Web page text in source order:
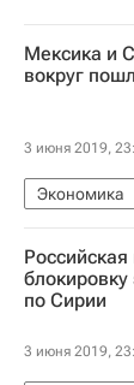
Мексика и
вокруг
3 июня 2019,
Экономика
Всемирная
по Сирии
3 июня 2019,